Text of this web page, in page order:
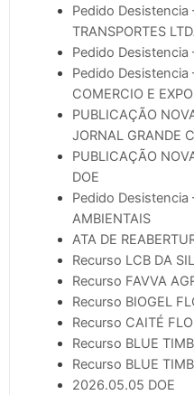
Pedido Desistencia
TRANSPORTES
Pedido Desistencia
Pedido Desistencia
COMERCIO E
PUBLICAÇÃO
JORNAL GRANDE
PUBLICAÇÃO
DOE
Pedido Desistencia
AMBIENTAIS
ATA DE
Recurso LCB DA
Recurso FAVVA
Recurso BIOGEL
Recurso CAITÉ
Recurso BLUE
Recurso BLUE
2026.05.05 DOE